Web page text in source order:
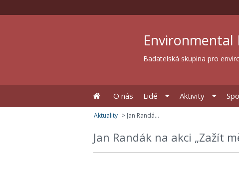
Environmental
Badatelská skupina pro
Jan Randák na akci „Zažít
Aktuality > Jan Randák na akci „Zažít město jinak“
O nás Lidé Aktivity